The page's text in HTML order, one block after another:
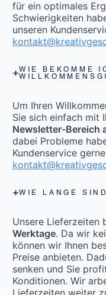
für ein optimales
Schwierigkeiten
unseren
WIE BEKOMME
Um Ihren
Sie sich einfach mit
Newsletter-Bereich
dabei Probleme
Kundenservice
WIE LANGE
Unsere Lieferzeiten
Werktage. Da wir
können wir Ihnen
Preise anbieten.
senken und Sie
Konditionen. Wir
Lieferzeiten weiter